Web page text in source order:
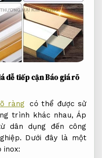
dễ tiếp cậnBáo giá rõ
ràng có thể được sử
trình khác nhau, Áp
dân dụng đến công
Dưới đây là một
inox: